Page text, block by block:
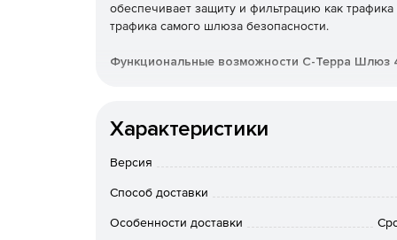
обеспечивает защиту и фильтрацию как
трафика самого шлюза безопасности.
Функциональные возможности С-Терра Шлюз
Шифрование и контроль целостности
этом происходит туннелирование трафика.
Характеристики
Версия
Способ доставки
Особенности доставки